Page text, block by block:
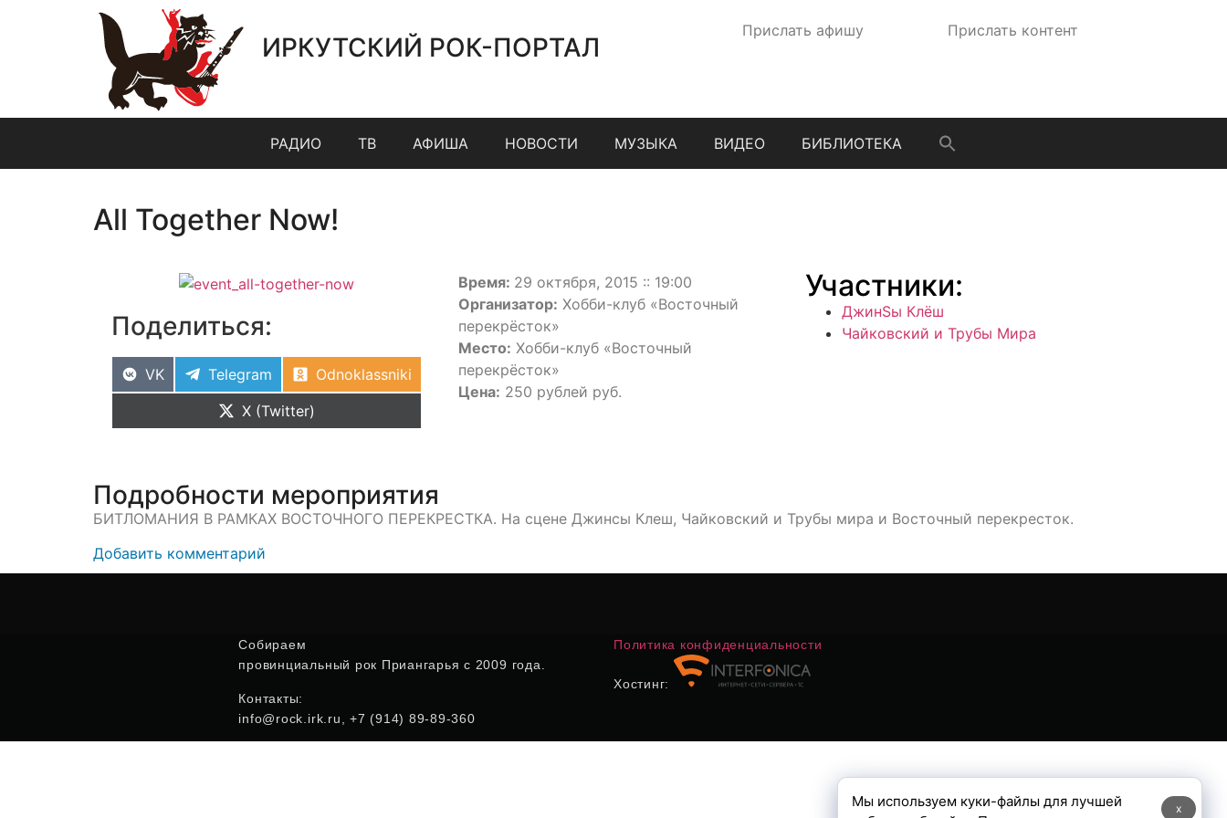
ИРКУТСКИЙ РОК-ПОРТАЛ
Прислать афишу Прислать контент
РАДИО ТВ АФИША НОВОСТИ МУЗЫКА ВИДЕО БИБЛИОТЕКА
All Together Now!
Поделиться:
VK Telegram
Odnoklassniki
X (Twitter)
Время: 29 октября, 2015 :: 19:00
Организатор: Хобби-клуб «Восточный
перекрёсток»
Место: Хобби-клуб «Восточный
перекрёсток»
Цена: 250 рублей руб.
Участники:
ДжинSы Клёш
Чайковский и Трубы Мира
Подробности мероприятия
БИТЛОМАНИЯ В РАМКАХ ВОСТОЧНОГО ПЕРЕКРЕСТКА. На сцене Джинсы Клеш, Чайковский и Трубы мира и Восточный перекресток.
Добавить комментарий
Собираем
провинциальный рок Приангарья с 2009 года.
Контакты:
info@rock.irk.ru, +7 (914) 89-89-360
Политика конфиденциальности
Хостинг:
x
Мы используем куки-файлы для лучшей